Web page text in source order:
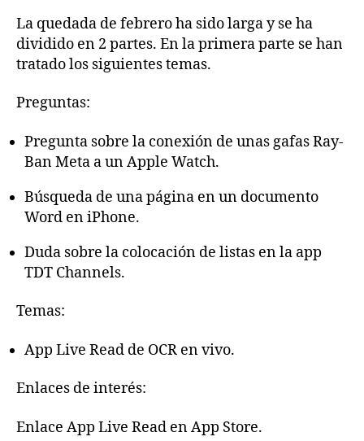
2026
(Primera
La quedada de febrero ha sido larga y se ha
dividido en 2 partes. En la primera parte se han
tratado los siguientes temas.
Preguntas:
Pregunta sobre la conexión de unas gafas Ray-
Ban Meta a un Apple Watch.
Búsqueda de una página en un documento
Word en iPhone.
Duda sobre la colocación de listas en la app
TDT Channels.
Temas:
App Live Read de OCR en vivo.
Enlaces de interés:
Enlace App Live Read en App Store.